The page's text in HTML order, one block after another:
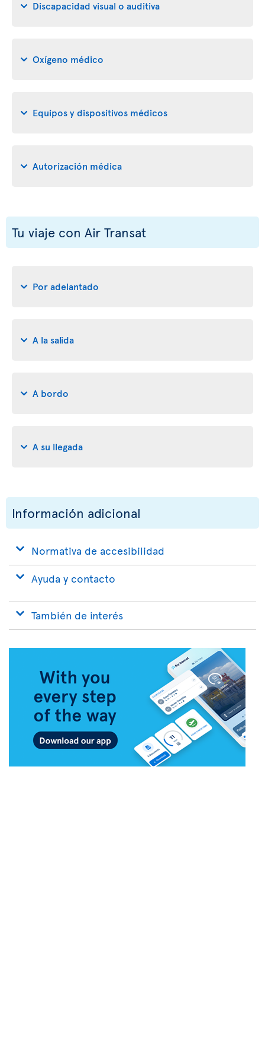
Discapacidad visual o auditiva
Oxígeno médico
Equipos y dispositivos médicos
Autorización médica
Tu viaje con Air Transat
Por adelantado
A la salida
A bordo
A su llegada
Información adicional
Normativa de accesibilidad
Ayuda y contacto
También de interés